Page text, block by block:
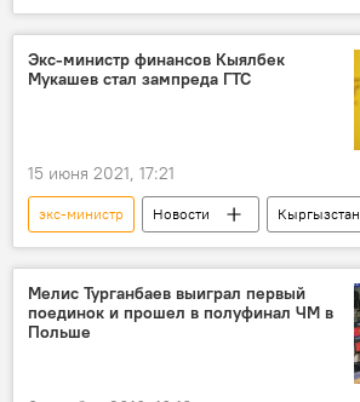
Роман Старовойт
самоубийство
Экс-министр финансов Кыялбек
Мукашев стал зампреда ГТС
15 июня 2021, 17:21
экс-министр Новости
Кыргызстан
Политика
Кыялбек Мукашев
назначение
Кадровые перестановки в Кыргызстане
Мелис Турганбаев выиграл первый
поединок и прошел в полуфинал ЧМ в
Польше